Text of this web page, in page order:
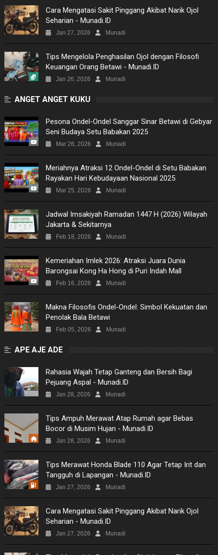
PICTURES
SITEMAP
Cara Mengatasi Sakit Pinggang Akibat Narik Ojol
Seharian - Munadi.ID
Jan 27, 2026 Munadi
Tips Mengelola Penghasilan Ojol dengan Filosofi
Keuangan Orang Betawi - Munadi.ID
Jan 26, 2026 Munadi
ANGET ANGET KUKU
Pesona Ondel-Ondel Sanggar Sinar Betawi di Gebyar
Seni Budaya Setu Babakan 2025
Mar 26, 2026 Munadi
Meriahnya Atraksi 12 Ondel-Ondel di Setu Babakan
Rayakan Hari Kebudayaan Nasional 2025
Mar 25, 2026 Munadi
Jadwal Imsakiyah Ramadan 1447 H (2026) Wilayah
Jakarta & Sekitarnya
Feb 18, 2026 Munadi
Kemeriahan Imlek 2026: Atraksi Juara Dunia
Barongsai Kong Ha Hong di Puri Indah Mall
Feb 16, 2026 Munadi
Makna Filosofis Ondel-Ondel: Simbol Kekuatan dan
Penolak Bala Betawi
Feb 05, 2026 Munadi
APE AJE ADE
Rahasia Wajah Tetap Ganteng dan Bersih Bagi
Pejuang Aspal - Munadi.ID
Jan 28, 2026 Munadi
Tips Ampuh Merawat Atap Rumah agar Bebas
Bocor di Musim Hujan - Munadi.ID
Jan 28, 2026 Munadi
Tips Merawat Honda Blade 110 Agar Tetap Irit dan
Tangguh di Lapangan - Munadi.ID
Jan 27, 2026 Munadi
Cara Mengatasi Sakit Pinggang Akibat Narik Ojol
Seharian - Munadi.ID
Jan 27, 2026 Munadi